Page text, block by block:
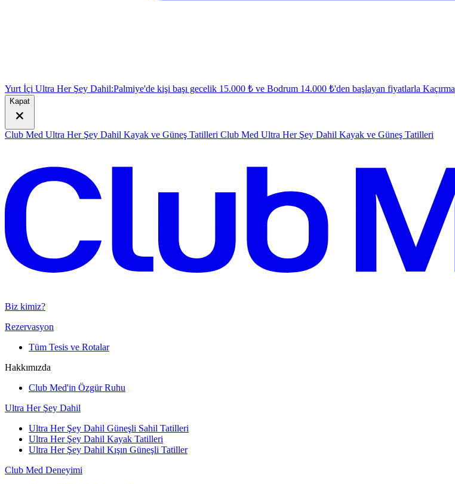
Yurt İçi Ultra Her Şey Dahil:Palmiye'de kişi başı gecelik 15.000 ₺ ve Bodrum 14.000 ₺'den başlayan fiyatlarla Kaçırma
Kapat
Club Med Ultra Her Şey Dahil Kayak ve Güneş Tatilleri Club Med Ultra Her Şey Dahil Kayak ve Güneş Tatilleri
Biz kimiz?
Rezervasyon
Tüm Tesis ve Rotalar
Hakkımızda
Club Med'in Özgür Ruhu
Ultra Her Şey Dahil
Ultra Her Şey Dahil Güneşli Sahil Tatilleri
Ultra Her Şey Dahil Kayak Tatilleri
Ultra Her Şey Dahil Kışın Güneşli Tatiller
Club Med Deneyimi